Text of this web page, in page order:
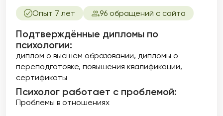
Опыт 7 лет 96 обращений с сайта
Подтверждённые дипломы по
психологии:
диплом о высшем образовании дипломы о
переподготовке повышения квалификации
сертификаты
Психолог работает с проблемой:
Проблемы в отношениях